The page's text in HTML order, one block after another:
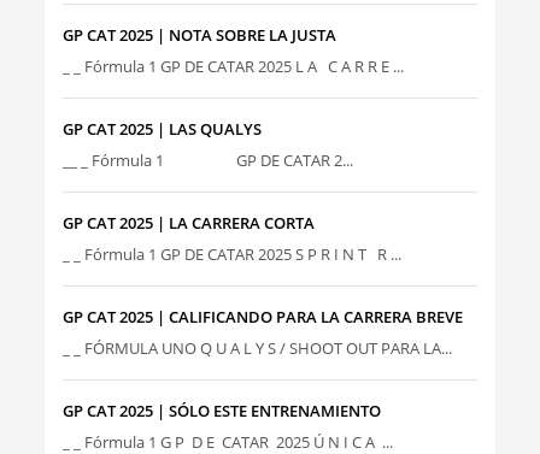
GP CAT 2025 | NOTA SOBRE LA JUSTA
_ _ Fórmula 1 GP DE CATAR 2025 L A C A R R E ...
GP CAT 2025 | LAS QUALYS
__ _ Fórmula 1 GP DE CATAR 2...
GP CAT 2025 | LA CARRERA CORTA
_ _ Fórmula 1 GP DE CATAR 2025 S P R I N T R ...
GP CAT 2025 | CALIFICANDO PARA LA CARRERA BREVE
_ _ FÓRMULA UNO Q U A L Y S / SHOOT OUT PARA LA...
GP CAT 2025 | SÓLO ESTE ENTRENAMIENTO
_ _ Fórmula 1 G P D E CATAR 2025 Ú N I C A ...